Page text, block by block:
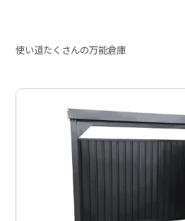
使い道たくさんの万能倉庫